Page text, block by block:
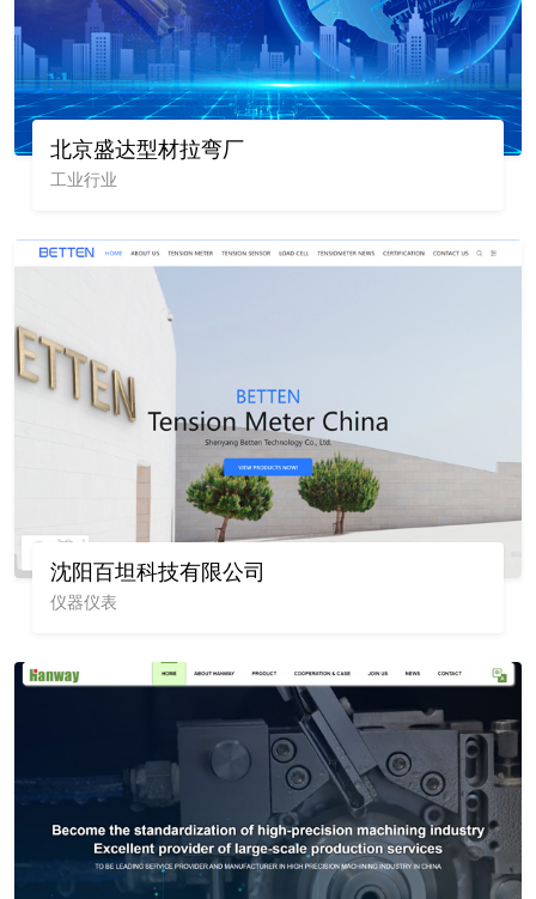
北京盛达型材拉弯厂
工业行业
沈阳百坦科技有限公司
仪器仪表